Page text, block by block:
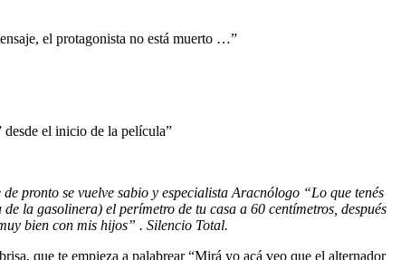
el protagonista no está muerto …”
el inicio de la película”
pronto se vuelve sabio y especialista Aracnólogo “Lo que tenés
la gasolinera) el perímetro de tu casa a 60 centímetros, después
bien con mis hijos” . Silencio Total.
que te empieza a palabrear “Mirá yo acá veo que el alternador